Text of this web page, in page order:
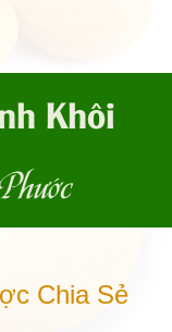
Khôi
Chia Sẻ